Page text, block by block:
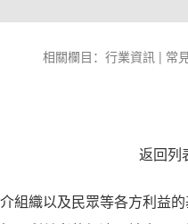
相關欄目： 行業資訊 | 常
返回列
組織以及民眾等各方利益